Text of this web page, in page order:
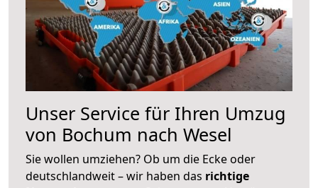
Unser Service für Ihren Umzug
von Bochum nach Wesel
Sie wollen umziehen? Ob um die Ecke oder
deutschlandweit – wir haben das richtige